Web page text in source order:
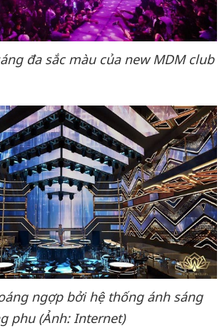
đa sắc màu của new MDM club
ngợp bởi hệ thống ánh sáng
phu (Ảnh: Internet)